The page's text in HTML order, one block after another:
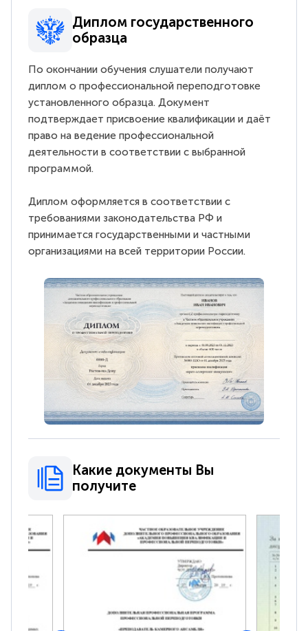
Диплом государственного
образца
По окончании обучения слушатели получают
диплом о профессиональной переподготовке
установленного образца. Документ
подтверждает присвоение квалификации и даёт
право на ведение профессиональной
деятельности в соответствии с выбранной
программой.
Диплом оформляется в соответствии с
требованиями законодательства РФ и
принимается государственными и частными
организациями на всей территории России.
Какие документы Вы
получите